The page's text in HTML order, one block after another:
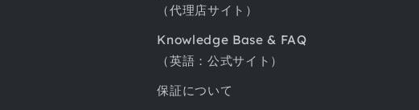
（代理店サイト）
Knowledge Base & FAQ
（英語：公式サイト）
保証について